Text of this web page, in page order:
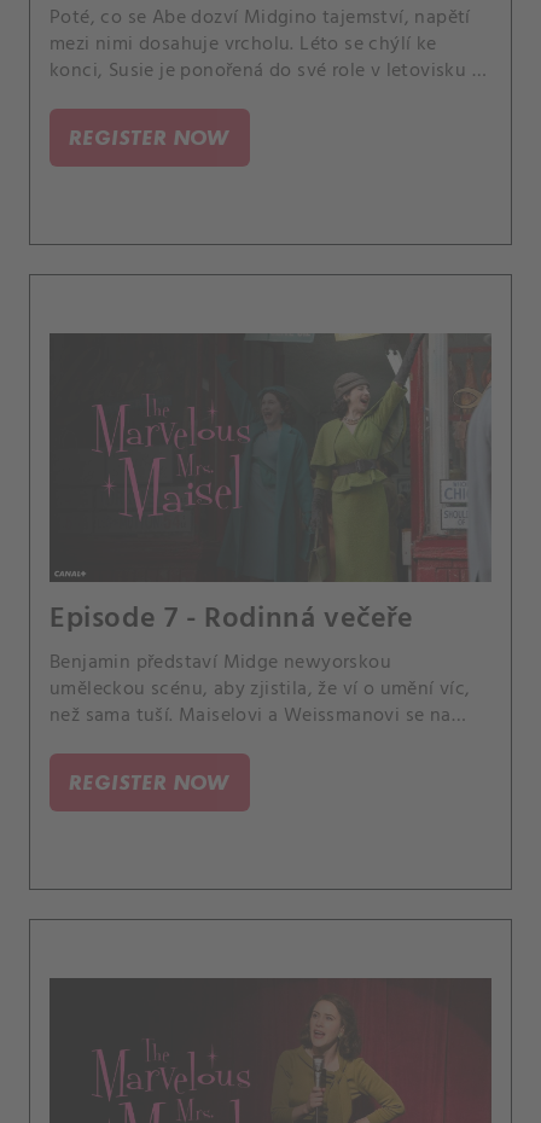
Poté, co se Abe dozví Midgino tajemství, napětí
mezi nimi dosahuje vrcholu. Léto se chýlí ke
konci, Susie je ponořená do své role v letovisku a
REGISTER NOW
Episode 7 - Rodinná večeře
Benjamin představí Midge newyorskou
uměleckou scénu, aby zjistila, že ví o umění víc,
než sama tuší. Maiselovi a Weissmanovi se na
výročí Joelova a Midgina rozchodu.
REGISTER NOW